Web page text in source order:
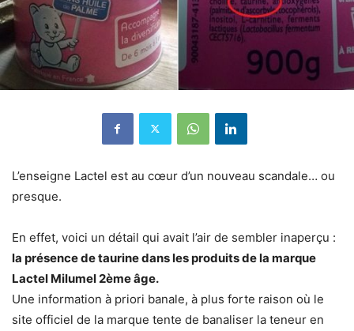
L’enseigne Lactel est au cœur d’un nouveau scandale… ou
presque.
En effet, voici un détail qui avait l’air de sembler inaperçu :
la présence de taurine dans les produits de la marque
Lactel Milumel 2ème âge.
Une information à priori banale, à plus forte raison où le
site officiel de la marque tente de banaliser la teneur en